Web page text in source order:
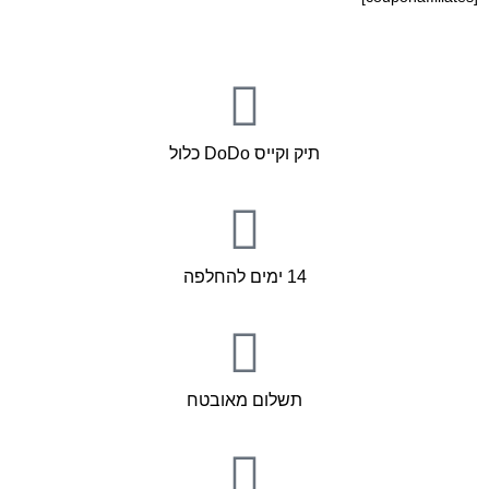
תיק וקייס DoDo כלול
14 ימים להחלפה
תשלום מאובטח